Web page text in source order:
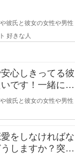
ご
彼氏と彼女の女性や男性
好きな人
心しきってる彼
です！一緒にい
る
彼氏と彼女の女性や男性
をしなければな
しますか？突然